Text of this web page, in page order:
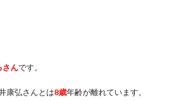
さんです。
康弘さんとは8歳年齢が離れています。